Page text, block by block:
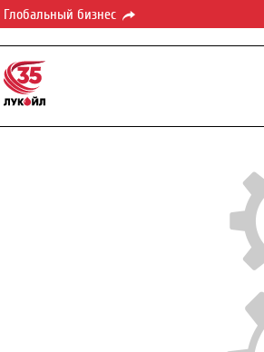
Глобальный бизнес